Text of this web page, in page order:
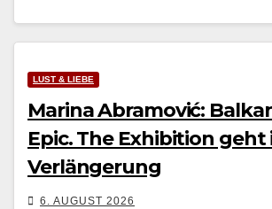
LUST & LIEBE
Marina Abramović:
Epic. The Exhibition geht
Verlängerung
6. AUGUST 2026